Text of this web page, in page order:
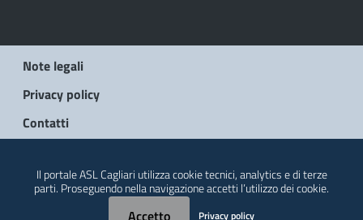
Note legali
Privacy policy
Contatti
Il portale ASL Cagliari utilizza cookie tecnici, analytics e di terze
parti. Proseguendo nella navigazione accetti l’utilizzo dei cookie.
Privacy policy